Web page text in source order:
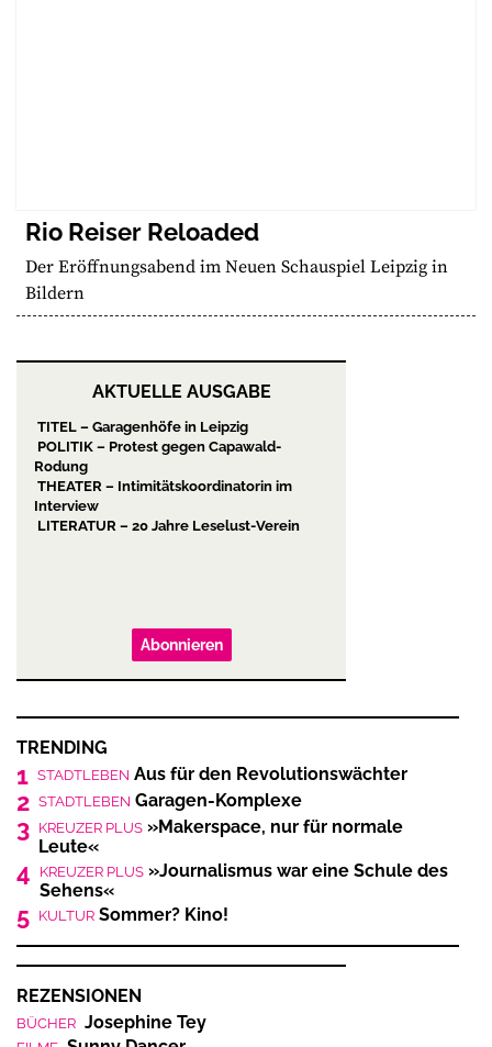
Rio Reiser Reloaded
Der Eröffnungsabend im Neuen Schauspiel Leipzig in
Bildern
AKTUELLE AUSGABE
TITEL – Garagenhöfe in Leipzig
POLITIK – Protest gegen Capawald-
Rodung
THEATER – Intimitätskoordinatorin im
Interview
LITERATUR – 20 Jahre Leselust-Verein
Abonnieren
TRENDING
1 STADTLEBEN Aus für den Revolutionswächter
2 STADTLEBEN Garagen-Komplexe
3 KREUZER PLUS »Makerspace, nur für normale
Leute«
4 KREUZER PLUS »Journalismus war eine Schule des
Sehens«
5 KULTUR Sommer? Kino!
REZENSIONEN
BÜCHER Josephine Tey